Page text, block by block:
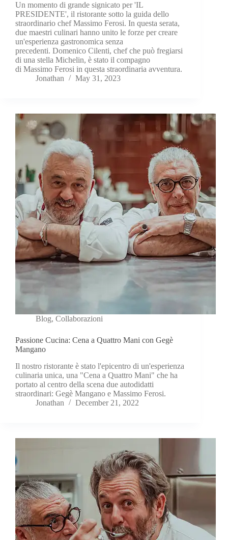
Un momento di grande signicato per 'IL
PRESIDENTE', il ristorante sotto la guida dello
straordinario chef Massimo Ferosi. In questa serata,
due maestri culinari hanno unito le forze per creare
un'esperienza gastronomica senza
precedenti. Domenico Cilenti, chef che può fregiarsi
di una stella Michelin, è stato il compagno
di Massimo Ferosi in questa straordinaria avventura.
Jonathan
May 31, 2023
Blog, Collaborazioni
Passione Cucina: Cena a Quattro Mani con Gegè
Mangano
Il nostro ristorante è stato l'epicentro di un'esperienza
culinaria unica, una "Cena a Quattro Mani" che ha
portato al centro della scena due autodidatti
straordinari: Gegè Mangano e Massimo Ferosi.
Jonathan
December 21, 2022